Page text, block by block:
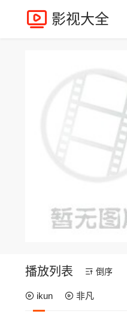
影视大全
播放列表 倒序
ikun 非凡